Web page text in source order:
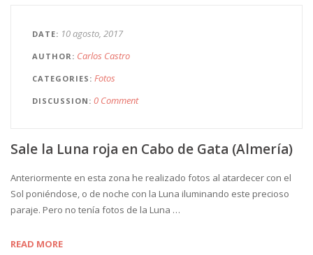
DATE 10 agosto, 2017
AUTHOR Carlos Castro
CATEGORIES Fotos
DISCUSSION 0 Comment
Sale la Luna roja en Cabo de Gata (Almería)
Anteriormente en esta zona he realizado fotos al atardecer con el
Sol poniéndose, o de noche con la Luna iluminando este precioso
paraje. Pero no tenía fotos de la Luna …
READ MORE